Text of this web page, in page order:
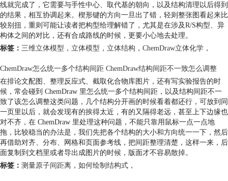
线就完成了，它需要与手性中心、取代基的朝向，以及结构清理以后得到
的结果，相互协调起来。楔形键的方向一旦出了错，轻则整张图看起来比
较别扭，重则可能让读者把构型给理解错了，尤其是在涉及R/S构型、异
构体之间的对比，还有合成路线的时候，更要小心地去处理。
标签： 三维立体模型 ， 立体模型 ， 立体结构 ， ChemDraw立体化学 ，
ChemDraw怎么统一多个结构间距 ChemDraw结构间距不一致怎么调整
在排论文配图、整理反应式、截取化合物库图片，还有写实验报告的时
候，常会碰到 ChemDraw 里怎么统一多个结构间距，以及结构间距不一
致了该怎么调整这类问题，几个结构分开画的时候看着都还行，可放到同
一页里以后，就会发现有的挨得太近，有的又隔得老远，甚至上下边缘也
对不齐，在 ChemDraw 里处理这种问题，不能只靠用鼠标一点一点地
拖，比较稳当的办法是，我们先把各个结构的大小和方向统一一下，然后
再借助对齐、分布、网格和页面参考线，把间距整理清楚，这样一来，后
面复制到文档里或者导出成图片的时候，版面才不容易散掉。
标签： 测量原子间距离 ， 如何绘制结构式 ，